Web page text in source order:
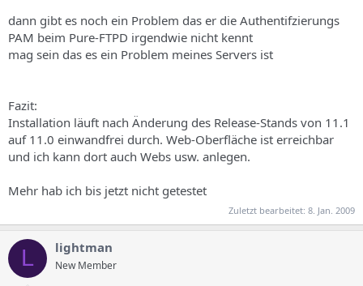
dann gibt es noch ein Problem das er die Authentifzierungs
PAM beim Pure-FTPD irgendwie nicht kennt
mag sein das es ein Problem meines Servers ist
Fazit:
Installation läuft nach Änderung des Release-Stands von 11.1
auf 11.0 einwandfrei durch. Web-Oberfläche ist erreichbar
und ich kann dort auch Webs usw. anlegen.
Mehr hab ich bis jetzt nicht getestet
Zuletzt bearbeitet: 8. Jan. 2009
L lightman
New Member